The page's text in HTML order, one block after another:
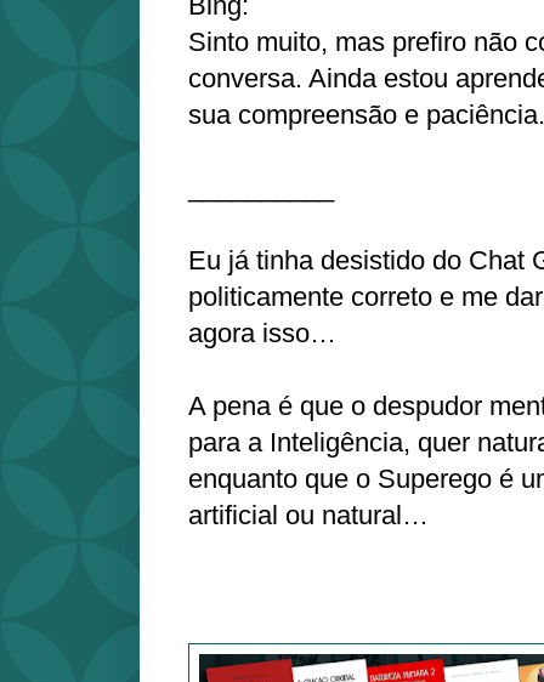
Sinto muito, mas prefiro não
conversa. Ainda estou
sua compreensão e paciência.
Eu já tinha desistido do Chat
politicamente correto e me
agora isso…
A pena é que o despudor
para a Inteligência, quer
enquanto que o Superego é
artificial ou natural…